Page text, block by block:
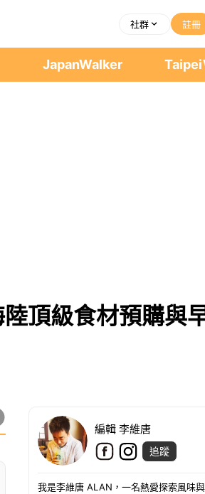
社群 註冊
JapanWalker
頂級食材預購與
編輯 李維唐
追蹤
我是李維唐 ALAN，一名熱愛探索風味